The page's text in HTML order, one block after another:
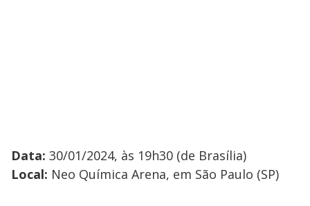
Data: 30/01/2024, às 19h30 (de Brasília)
Local: Neo Química Arena, em São Paulo (SP)